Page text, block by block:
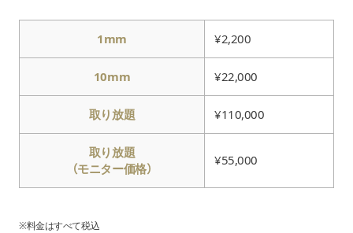
1mm ¥2,200
10mm ¥22,000
取り放題 ¥110,000
取り放題
（モニター価格）
¥55,000
※料金はすべて税込